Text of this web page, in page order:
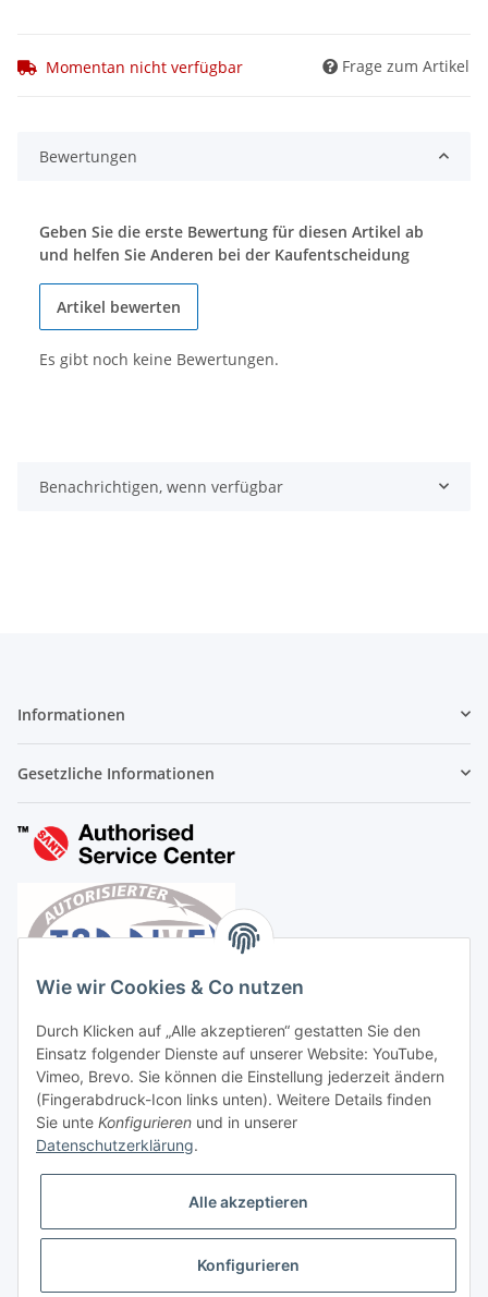
Momentan nicht verfügbar Frage zum Artikel
Bewertungen
Geben Sie die erste Bewertung für diesen Artikel ab
und helfen Sie Anderen bei der Kaufentscheidung
Artikel bewerten
Es gibt noch keine Bewertungen.
Benachrichtigen, wenn verfügbar
Informationen
Gesetzliche Informationen
Vertrag widerrufen
Wie wir Cookies & Co nutzen
Durch Klicken auf „Alle akzeptieren“ gestatten Sie den
Einsatz folgender Dienste auf unserer Website: YouTube,
Vimeo, Brevo. Sie können die Einstellung jederzeit ändern
(Fingerabdruck-Icon links unten). Weitere Details finden
Sie unte Konfigurieren und in unserer
Datenschutzerklärung.
Alle akzeptieren
Konfigurieren